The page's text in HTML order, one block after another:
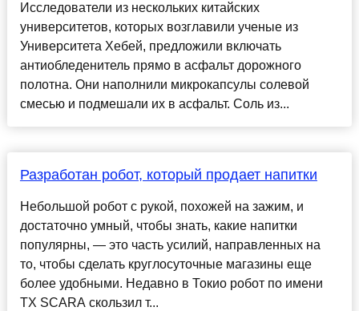
Исследователи из нескольких китайских
университетов, которых возглавили ученые из
Университета Хебей, предложили включать
антиобледенитель прямо в асфальт дорожного
полотна. Они наполнили микрокапсулы солевой
смесью и подмешали их в асфальт. Соль из...
Разработан робот, который продает напитки
Небольшой робот с рукой, похожей на зажим, и
достаточно умный, чтобы знать, какие напитки
популярны, — это часть усилий, направленных на
то, чтобы сделать круглосуточные магазины еще
более удобными. Недавно в Токио робот по имени
TX SCARA скользил т...